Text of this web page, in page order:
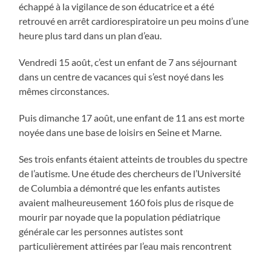
échappé à la vigilance de son éducatrice et a été
retrouvé en arrêt cardiorespiratoire un peu moins d’une
heure plus tard dans un plan d’eau.
Vendredi 15 août, c’est un enfant de 7 ans séjournant
dans un centre de vacances qui s’est noyé dans les
mêmes circonstances.
Puis dimanche 17 août, une enfant de 11 ans est morte
noyée dans une base de loisirs en Seine et Marne.
Ses trois enfants étaient atteints de troubles du spectre
de l’autisme. Une étude des chercheurs de l’Université
de Columbia a démontré que les enfants autistes
avaient malheureusement 160 fois plus de risque de
mourir par noyade que la population pédiatrique
générale car les personnes autistes sont
particulièrement attirées par l’eau mais rencontrent